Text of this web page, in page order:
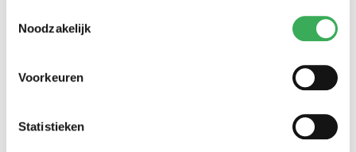
Noodzakelijk
Voorkeuren
Statistieken
Uiteindelijk vond iemand in een oranje shirt mijn bril,
Dag erna. College, wat denk je, zit Gothmog gewoon